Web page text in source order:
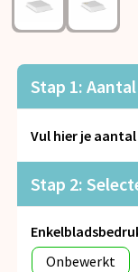
Schrijfwaren
Sleutelhangers
Spellen voor
Veiligheid, Auto
Stap 1:
Vul hier je
Stap 2:
Onbewerkt